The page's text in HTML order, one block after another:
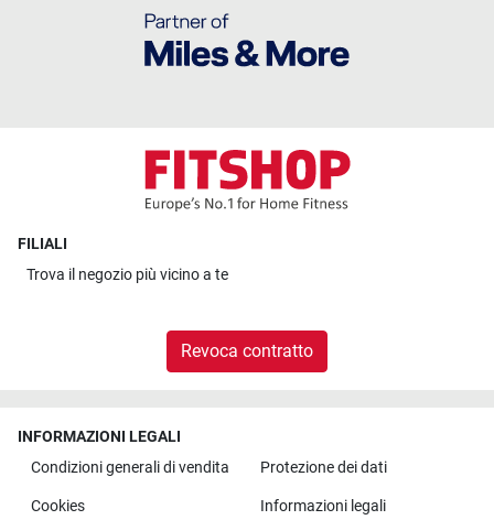
FILIALI
Trova il negozio più vicino a te
Revoca contratto
INFORMAZIONI LEGALI
Condizioni generali di vendita
Protezione dei dati
Cookies Informazioni legali